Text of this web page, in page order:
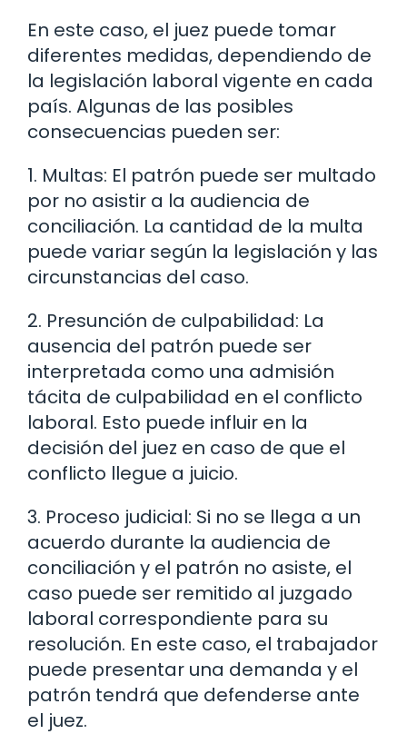
En este caso, el juez puede tomar
diferentes medidas, dependiendo de
la legislación laboral vigente en cada
país. Algunas de las posibles
consecuencias pueden ser:
1. Multas: El patrón puede ser multado
por no asistir a la audiencia de
conciliación. La cantidad de la multa
puede variar según la legislación y las
circunstancias del caso.
2. Presunción de culpabilidad: La
ausencia del patrón puede ser
interpretada como una admisión
tácita de culpabilidad en el conflicto
laboral. Esto puede influir en la
decisión del juez en caso de que el
conflicto llegue a juicio.
3. Proceso judicial: Si no se llega a un
acuerdo durante la audiencia de
conciliación y el patrón no asiste, el
caso puede ser remitido al juzgado
laboral correspondiente para su
resolución. En este caso, el trabajador
puede presentar una demanda y el
patrón tendrá que defenderse ante
el juez.